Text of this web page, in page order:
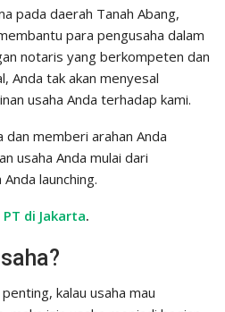
pada daerah Tanah Abang,
para pengusaha dalam
notaris yang berkompeten dan
Anda tak akan menyesal
usaha Anda terhadap kami.
dan memberi arahan Anda
usaha Anda mulai dari
launching.
di Jakarta.
kalau usaha mau